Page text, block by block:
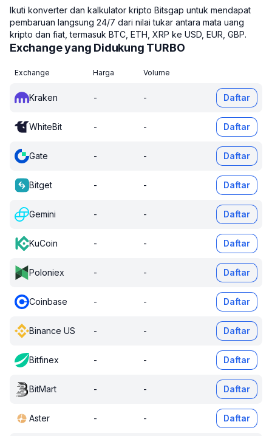
Ikuti konverter dan kalkulator kripto Bitsgap untuk mendapat
pembaruan langsung 24/7 dari nilai tukar antara mata uang
kripto dan fiat, termasuk BTC, ETH, XRP ke USD, EUR, GBP.
Exchange yang Didukung TURBO
Exchange Harga Volume
Kraken - - Daftar
WhiteBit - - Daftar
Gate - - Daftar
Bitget - - Daftar
Gemini - - Daftar
KuCoin - - Daftar
Poloniex - - Daftar
Coinbase - - Daftar
Binance US - - Daftar
Bitfinex - - Daftar
BitMart - - Daftar
Aster - - Daftar